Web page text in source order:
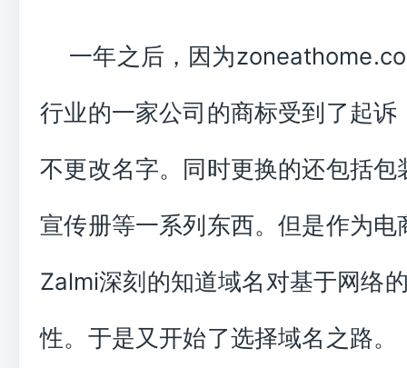
一年之后，因为
行业的一家公司的商标受到了起诉
不更改名字。同时更换的还包括包
宣传册等一系列东西。但是作为电
Zalmi深刻的知道域名对基于网络
性。于是又开始了选择域名之路。